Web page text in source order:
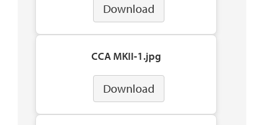
Download
CCA MKII-1.jpg
Download